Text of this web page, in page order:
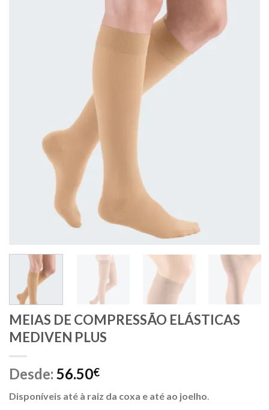
MEIAS DE COMPRESSÃO ELÁSTICAS
MEDIVEN PLUS
Desde: 56.50€
Disponíveis até à raiz da coxa e até ao joelho.